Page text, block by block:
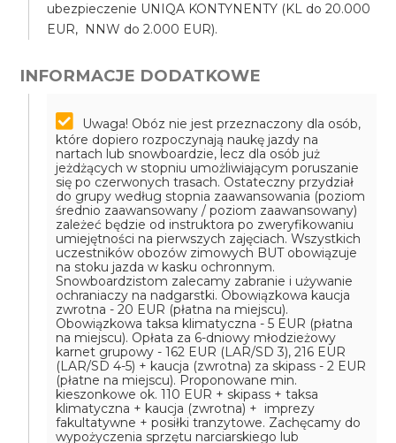
ubezpieczenie UNIQA KONTYNENTY (KL do 20.000
EUR, NNW do 2.000 EUR).
INFORMACJE DODATKOWE
Uwaga! Obóz nie jest przeznaczony dla osób,
które dopiero rozpoczynają naukę jazdy na
nartach lub snowboardzie, lecz dla osób już
jeżdżących w stopniu umożliwiającym poruszanie
się po czerwonych trasach. Ostateczny przydział
do grupy według stopnia zaawansowania (poziom
średnio zaawansowany / poziom zaawansowany)
zależeć będzie od instruktora po zweryfikowaniu
umiejętności na pierwszych zajęciach. Wszystkich
uczestników obozów zimowych BUT obowiązuje
na stoku jazda w kasku ochronnym.
Snowboardzistom zalecamy zabranie i używanie
ochraniaczy na nadgarstki. Obowiązkowa kaucja
zwrotna - 20 EUR (płatna na miejscu).
Obowiązkowa taksa klimatyczna - 5 EUR (płatna
na miejscu). Opłata za 6-dniowy młodzieżowy
karnet grupowy - 162 EUR (LAR/SD 3), 216 EUR
(LAR/SD 4-5) + kaucja (zwrotna) za skipass - 2 EUR
(płatne na miejscu). Proponowane min.
kieszonkowe ok. 110 EUR + skipass + taksa
klimatyczna + kaucja (zwrotna) + imprezy
fakultatywne + posiłki tranzytowe. Zachęcamy do
wypożyczenia sprzętu narciarskiego lub